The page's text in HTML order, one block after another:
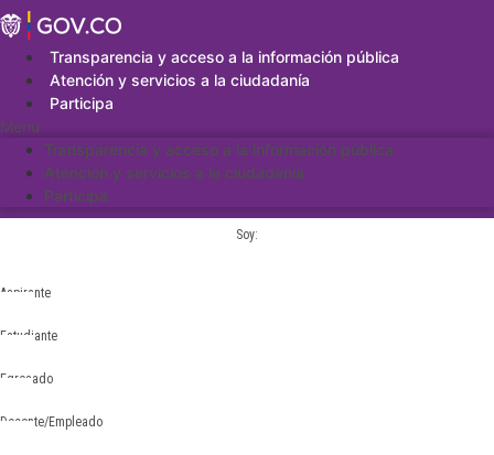
Saltar
al
contenidoTransparencia y acceso a la información pública
Atención y servicios a la ciudadanía
Participa
Menu
Transparencia y acceso a la información pública
Atención y servicios a la ciudadanía
Participa
Soy:
Aspirante
Estudiante
Egresado
Docente/Empleado